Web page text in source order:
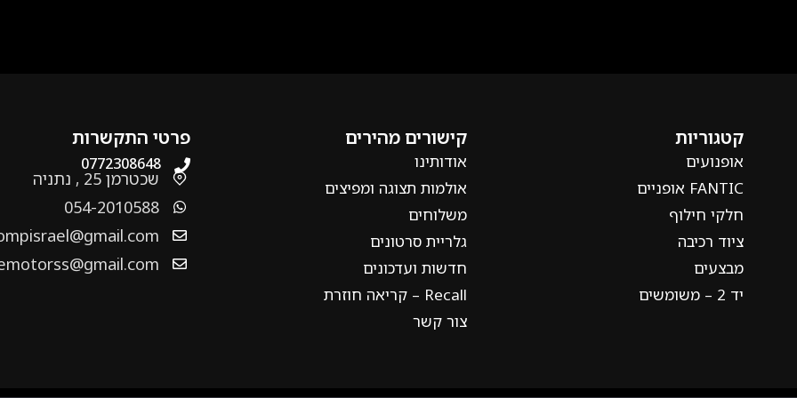
קטגוריות
אופנועים
FANTIC אופניים
חלקי חילוף
ציוד רכיבה
מבצעים
יד 2 – משומשים
קישורים מהירים
אודותינו
אולמות תצוגה ומפיצים
משלוחים
גלריית סרטונים
חדשות ועדכונים
Recall – קריאה חוזרת
צור קשר
פרטי התקשרות
0772308648
שכטרמן 25 , נתניה
054-2010588